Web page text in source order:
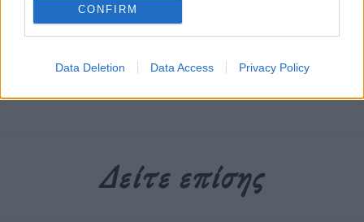
CONFIRM
Data Deletion Data Access Privacy Policy
Willem Dafoe,άρωμα ,καμπάνια
Δείτε επίσης